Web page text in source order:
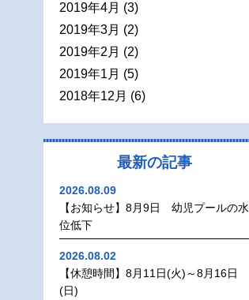
2019年4月 (3)
2019年3月 (2)
2019年2月 (2)
2019年1月 (5)
2018年12月 (6)
最新の記事
2026.08.09
【お知らせ】8月9日 幼児プールの水
位低下
2026.08.02
【休憩時間】8月11日(火)～8月16日
(日)